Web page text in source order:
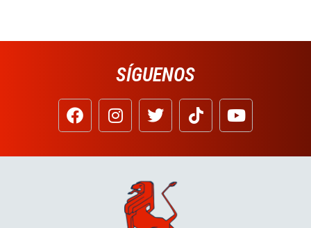
SÍGUENOS